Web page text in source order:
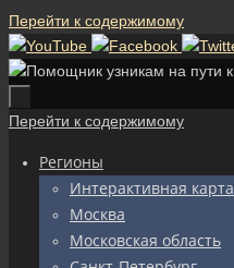
Перейти к содержимому
Перейти к содержимому
Регионы
Интерактивная карта
Москва
Московская область